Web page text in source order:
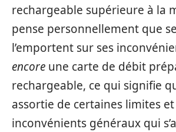
rechargeable supérieure à la
pense personnellement que
l’emportent sur ses
encore une carte de débit
rechargeable, ce qui signifie
assortie de certaines limites
inconvénients généraux qui